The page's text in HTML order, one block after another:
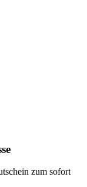
zum sofort